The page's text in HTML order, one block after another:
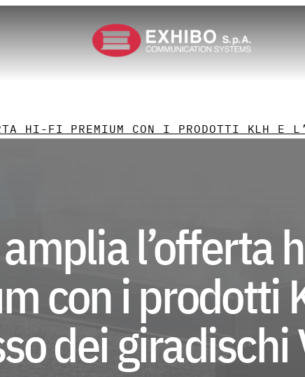
HI-FI PREMIUM CON I PRODOTTI KLH E
l’offerta
con i prodotti
dei